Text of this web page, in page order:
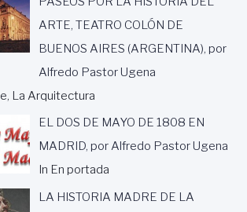
ARTE, TEATRO COLÓN DE
BUENOS AIRES (ARGENTINA), por
Alfredo Pastor Ugena
La Arquitectura
EL DOS DE MAYO DE 1808 EN
MADRID, por Alfredo Pastor Ugena
In En portada
LA HISTORIA MADRE DE LA